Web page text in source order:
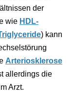
der
wie HDL-
) kann
Arteriosklerose
allerdings die
Arzt.